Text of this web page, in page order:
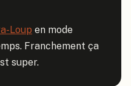
Loup en mode
Franchement ça
super.